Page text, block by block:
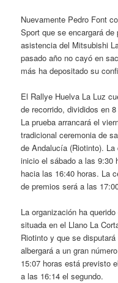
Nuevamente Pedro Font
Sport que se encargará
asistencia del Mitsubishi
pasado año no cayó en
más ha depositado su
El Rallye Huelva La Luz
de recorrido, divididos en
La prueba arrancará el
tradicional ceremonia de
de Andalucía (Riotinto).
inicio el sábado a las 9:30
hacia las 16:40 horas. La
de premios será a las
La organización ha
situada en el Llano La
Riotinto y que se
albergará a un gran
15:07 horas está previsto
a las 16:14 el segundo.